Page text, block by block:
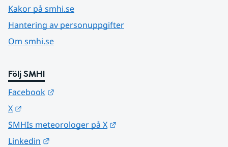
Kakor på smhi.se
Hantering av personuppgifter
Om smhi.se
Följ SMHI
Facebook
X
SMHIs meteorologer på X
Linkedin